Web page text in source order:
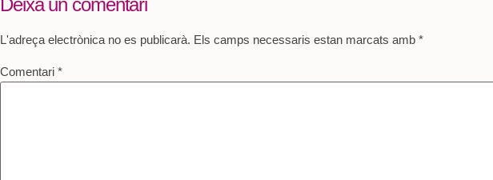
Deixa un comentari
L'adreça electrònica no es publicarà. Els camps necessaris estan marcats amb *
Comentari *